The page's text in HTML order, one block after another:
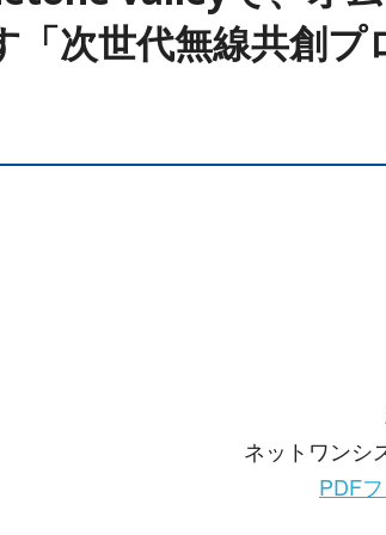
次世代無線共創プ
ネットワンシ
PDF